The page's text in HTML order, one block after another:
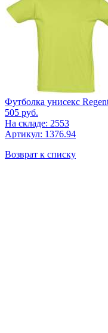
Футболка унисекс
505 руб.
На складе: 2553
Артикул: 1376.94
Возврат к списку